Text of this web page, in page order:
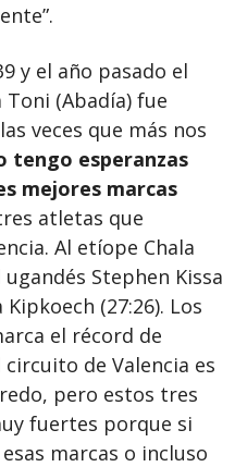
y el año pasado el
(Abadía) fue
veces que más nos
tengo esperanzas
mejores marcas
atletas que
Al etíope Chala
Stephen Kissa
(27:26). Los
el récord de
de Valencia es
pero estos tres
fuertes porque si
marcas o incluso